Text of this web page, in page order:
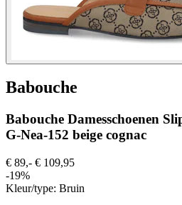
Babouche
Babouche Damesschoenen
G-Nea-152 beige cognac
€ 89,- € 109,95
-19%
Kleur/type: Bruin